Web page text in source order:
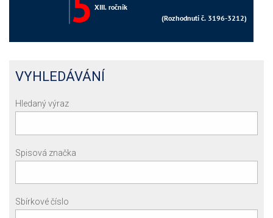
VYHLEDÁVÁNÍ
Hledaný výraz
Spisová značka
Sbírkové číslo